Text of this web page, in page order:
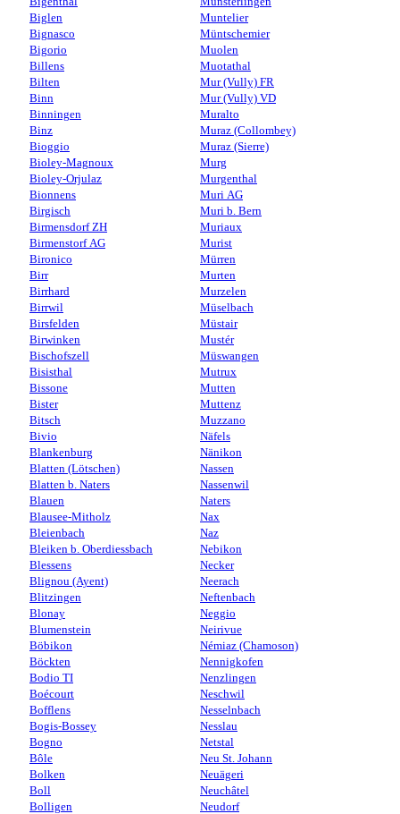
Biglen
Bignasco
Bigorio
Billens
Bilten
Binn
Binningen
Binz
Bioggio
Bioley-Magnoux
Bioley-Orjulaz
Bionnens
Birgisch
Birmensdorf ZH
Birmenstorf AG
Bironico
Birr
Birrhard
Birrwil
Birsfelden
Birwinken
Bischofszell
Bisisthal
Bissone
Bister
Bitsch
Bivio
Blankenburg
Blatten (Lötschen)
Blatten b. Naters
Blauen
Blausee-Mitholz
Bleienbach
Bleiken b. Oberdiessbach
Blessens
Blignou (Ayent)
Blitzingen
Blonay
Blumenstein
Böbikon
Böckten
Bodio TI
Boécourt
Bofflens
Bogis-Bossey
Bogno
Bôle
Bolken
Boll
Bolligen
Muntelier
Müntschemier
Muolen
Muotathal
Mur (Vully) FR
Mur (Vully) VD
Muralto
Muraz (Collombey)
Muraz (Sierre)
Murg
Murgenthal
Muri AG
Muri b. Bern
Muriaux
Murist
Mürren
Murten
Murzelen
Müselbach
Müstair
Mustér
Müswangen
Mutrux
Mutten
Muttenz
Muzzano
Näfels
Nänikon
Nassen
Nassenwil
Naters
Nax
Naz
Nebikon
Necker
Neerach
Neftenbach
Neggio
Neirivue
Némiaz (Chamoson)
Nennigkofen
Nenzlingen
Neschwil
Nesselnbach
Nesslau
Netstal
Neu St. Johann
Neuägeri
Neuchâtel
Neudorf